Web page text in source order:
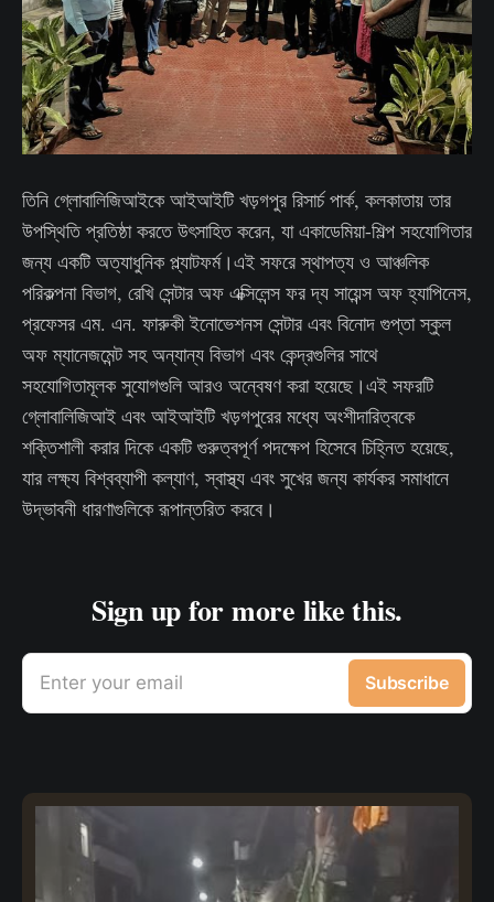
তিনি গ্লোবালিজিআইকে আইআইটি খড়গপুর রিসার্চ পার্ক, কলকাতায় তার
উপস্থিতি প্রতিষ্ঠা করতে উৎসাহিত করেন, যা একাডেমিয়া-শিল্প সহযোগিতার
জন্য একটি অত্যাধুনিক প্ল্যাটফর্ম।এই সফরে স্থাপত্য ও আঞ্চলিক
পরিকল্পনা বিভাগ, রেখি সেন্টার অফ এক্সিলেন্স ফর দ্য সায়েন্স অফ হ্যাপিনেস,
প্রফেসর এম. এন. ফারুকী ইনোভেশনস সেন্টার এবং বিনোদ গুপ্তা স্কুল
অফ ম্যানেজমেন্ট সহ অন্যান্য বিভাগ এবং কেন্দ্রগুলির সাথে
সহযোগিতামূলক সুযোগগুলি আরও অন্বেষণ করা হয়েছে।এই সফরটি
গ্লোবালিজিআই এবং আইআইটি খড়গপুরের মধ্যে অংশীদারিত্বকে
শক্তিশালী করার দিকে একটি গুরুত্বপূর্ণ পদক্ষেপ হিসেবে চিহ্নিত হয়েছে,
যার লক্ষ্য বিশ্বব্যাপী কল্যাণ, স্বাস্থ্য এবং সুখের জন্য কার্যকর সমাধানে
উদ্ভাবনী ধারণাগুলিকে রূপান্তরিত করবে।
Sign up for more like this.
Enter your email Subscribe